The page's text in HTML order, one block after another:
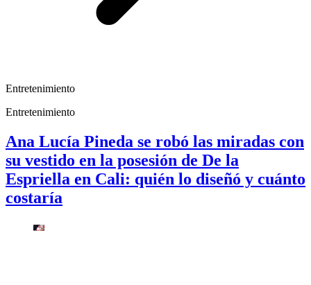
Entretenimiento
Entretenimiento
Ana Lucía Pineda se robó las miradas con
su vestido en la posesión de De la
Espriella en Cali: quién lo diseñó y cuánto
costaría